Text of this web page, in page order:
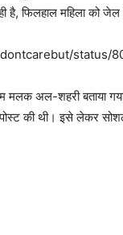
है, फिलहाल महिला को जेल
status/
मलक अल-शहरी बताया
की थी। इसे लेकर